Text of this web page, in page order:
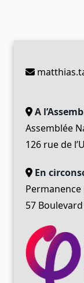
A
Assemblée
126 rue de
En
57